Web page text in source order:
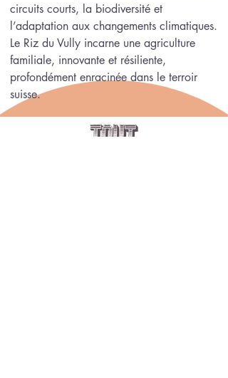
circuits courts, la biodiversité et
l’adaptation aux changements climatiques.
Le Riz du Vully incarne une agriculture
familiale, innovante et résiliente,
profondément enracinée dans le terroir
suisse.